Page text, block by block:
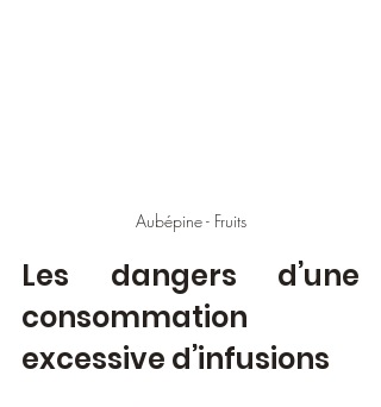
Aubépine - Fruits
Les dangers d’une
consommation
excessive d’infusions